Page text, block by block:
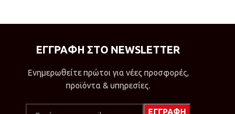
ΕΓΓΡΑΦΗ ΣΤΟ NEWSLETTER
Ενημερωθείτε πρώτοι για νέες προσφορές,
προϊόντα & υπηρεσίες.